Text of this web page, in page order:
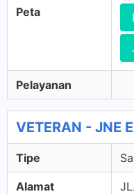
Peta
Pelayanan
VETERAN - JNE
Tipe
Alamat